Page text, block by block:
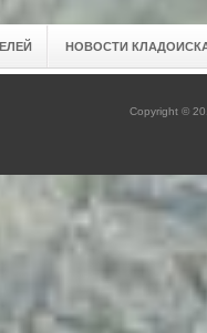
НОВОСТИ
Copyright ©